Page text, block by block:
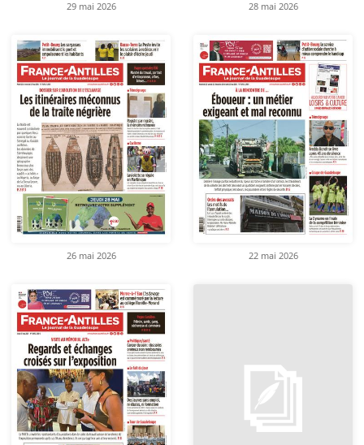
29 mai 2026 28 mai 2026
26 mai 2026 22 mai 2026